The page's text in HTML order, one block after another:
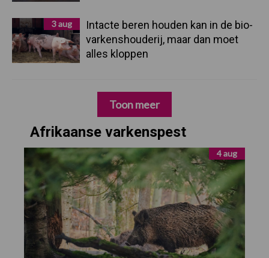
3 aug
Intacte beren houden kan in de bio-
varkenshouderij, maar dan moet
alles kloppen
Toon meer
Afrikaanse varkenspest
4 aug